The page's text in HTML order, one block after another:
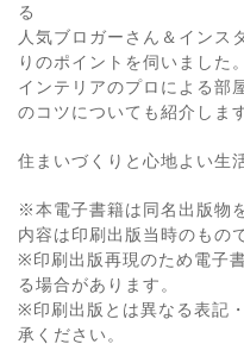
る
人気ブロガーさん＆インス
りのポイントを伺いました。
インテリアのプロによる部
のコツについても紹介しま
住まいづくりと心地よい生
※本電子書籍は同名出版物
内容は印刷出版当時のもの
※印刷出版再現のため電子
る場合があります。
※印刷出版とは異なる表記
承ください。